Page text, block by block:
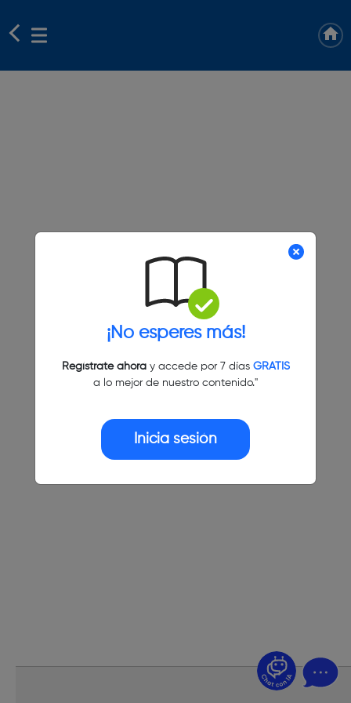
¡No esperes más!
Regístrate ahoray accede por 7 días GRATIS
a lo mejor de nuestro contenido."
Inicia sesión